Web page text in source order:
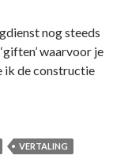
nog steeds
waarvoor je
ik de constructie
VERTALING